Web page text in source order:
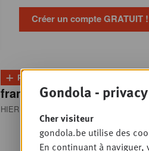
Créer un compte GRATUIT !
+ PLUS
franchisés veulent
HIER 08:30
Gondola -
Cher visiteur
gondola.be utilise des
En continuant à